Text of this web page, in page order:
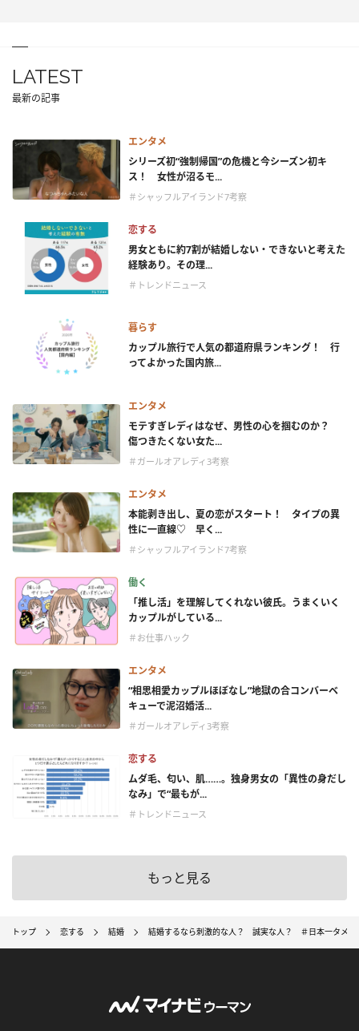
LATEST
最新の記事
エンタメ
シリーズ初“強制帰国”の危機と今シーズン初キ
ス！ 女性が沼るモ...
＃シャッフルアイランド7考察
恋する
男女ともに約7割が結婚しない・できないと考えた
経験あり。その理...
＃トレンドニュース
暮らす
カップル旅行で人気の都道府県ランキング！ 行
ってよかった国内旅...
エンタメ
モテすぎレディはなぜ、男性の心を掴むのか？
傷つきたくない女た...
＃ガールオアレディ3考察
エンタメ
本能剥き出し、夏の恋がスタート！ タイプの異
性に一直線♡ 早く...
＃シャッフルアイランド7考察
働く
「推し活」を理解してくれない彼氏。うまくいく
カップルがしている...
＃お仕事ハック
エンタメ
“相思相愛カップルほぼなし”地獄の合コンバーベ
キューで泥沼婚活...
＃ガールオアレディ3考察
恋する
ムダ毛、匂い、肌……。独身男女の「異性の身だし
なみ」で“最もが...
＃トレンドニュース
もっと見る
トップ 恋する 結婚 結婚するなら刺激的な人？ 誠実な人？ ＃日本一タメに